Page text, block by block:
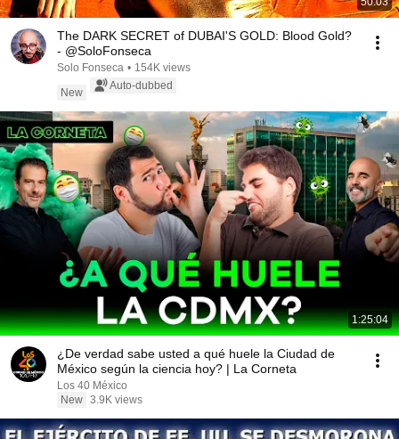
The DARK SECRET of DUBAI'S GOLD: Blood Gold?
- @SoloFonseca
Solo Fonseca • 154K views
New
Auto-dubbed
1:25:04
¿De verdad sabe usted a qué huele la Ciudad de
México según la ciencia hoy? | La Corneta
Los 40 México
New 3.9K views